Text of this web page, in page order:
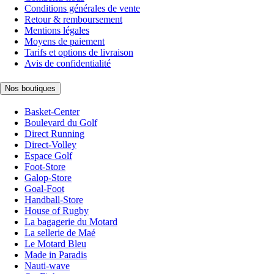
Conditions générales de vente
Retour & remboursement
Mentions légales
Moyens de paiement
Tarifs et options de livraison
Avis de confidentialité
Nos boutiques
Basket-Center
Boulevard du Golf
Direct Running
Direct-Volley
Espace Golf
Foot-Store
Galop-Store
Goal-Foot
Handball-Store
House of Rugby
La bagagerie du Motard
La sellerie de Maé
Le Motard Bleu
Made in Paradis
Nauti-wave